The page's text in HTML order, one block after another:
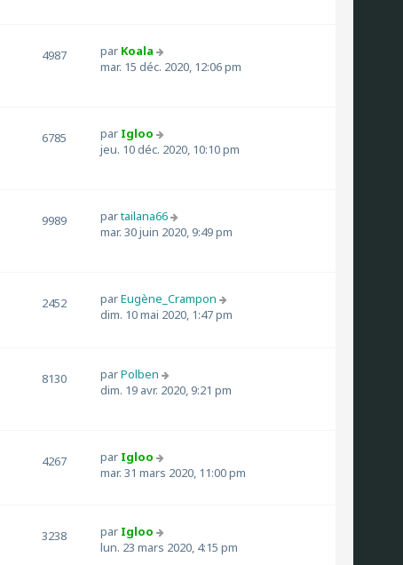
4987 par Koala
mar. 15 déc. 2020, 12:06 pm
6785 par Igloo
jeu. 10 déc. 2020, 10:10 pm
9989 partailana66
mar. 30 juin 2020, 9:49 pm
2452 parEugène_Crampon
dim. 10 mai 2020, 1:47 pm
8130 parPolben
dim. 19 avr. 2020, 9:21 pm
4267 par Igloo
mar. 31 mars 2020, 11:00 pm
3238 par Igloo
lun. 23 mars 2020, 4:15 pm